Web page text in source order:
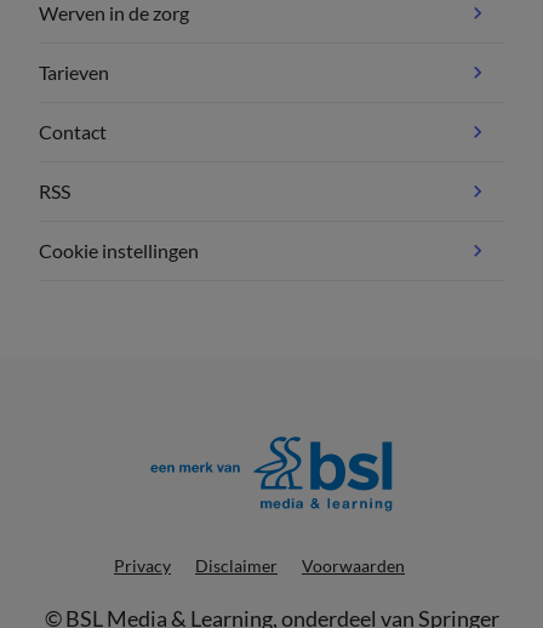
Werven in de zorg
Tarieven
Contact
RSS
Cookie instellingen
Privacy Disclaimer Voorwaarden
©BSL Media & Learning, onderdeel vanSpringer